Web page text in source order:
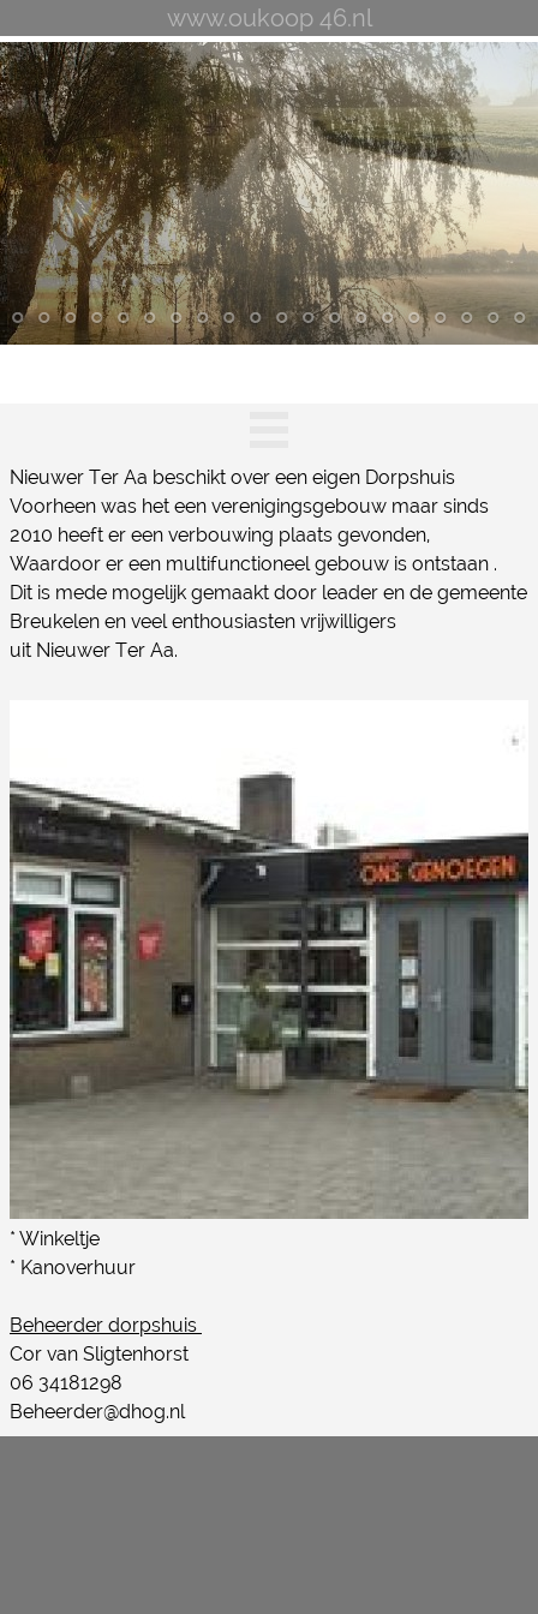
Nieuwer Ter Aa beschikt over een eigen Dorpshuis
Voorheen was het een verenigingsgebouw maar sinds
2010 heeft er een verbouwing plaats gevonden,
Waardoor er een multifunctioneel gebouw is ontstaan .
Dit is mede mogelijk gemaakt door leader en de gemeente
Breukelen en veel enthousiasten vrijwilligers
uit Nieuwer Ter Aa.
* Winkeltje
* Kanoverhuur
Beheerder dorpshuis
Cor van Sligtenhorst
06 34181298
Beheerder@dhog.nl
www.oukoop 46.nl